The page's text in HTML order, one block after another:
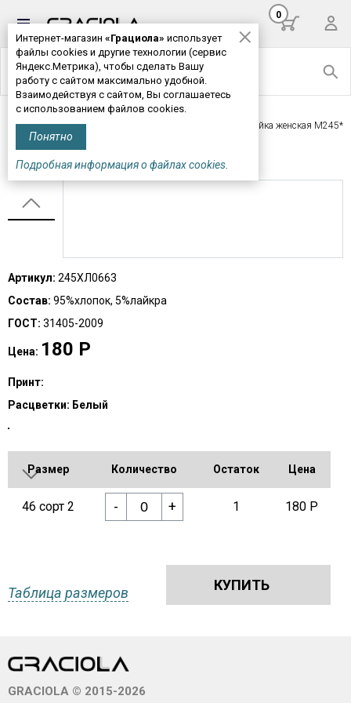
Интернет-магазин «Грациола» использует
файлы cookies и другие технологии (сервис
Яндекс.Метрика), чтобы сделать Вашу
работу с сайтом максимально удобной.
Взаимодействуя с сайтом, Вы соглашаетесь
с использованием файлов cookies.
Понятно
Подробная информация о файлах cookies.
0
Главная>Женская одежда > Майка женская М245*
МАЙКА ЖЕНСКАЯ М245*
Артикул: 245ХЛ0663
Состав: 95%хлопок, 5%лайкра
ГОСТ: 31405-2009
Цена: 180 Р
Принт:
Расцветки: Белый
Размер Количество Остаток Цена
46 сорт 2 +
- 1 180 Р
Таблица размеров КУПИТЬ
GRACIOLA © 2015-2026